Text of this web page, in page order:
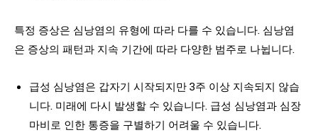
특정 증상은 심낭염의 유형에 따라 다를 수 있습니다. 심낭염
은 증상의 패턴과 지속 기간에 따라 다양한 범주로 나뉩니다.
급성 심낭염은 갑자기 시작되지만 3주 이상 지속되지 않습
니다. 미래에 다시 발생할 수 있습니다. 급성 심낭염과 심장
마비로 인한 통증을 구별하기 어려울 수 있습니다.